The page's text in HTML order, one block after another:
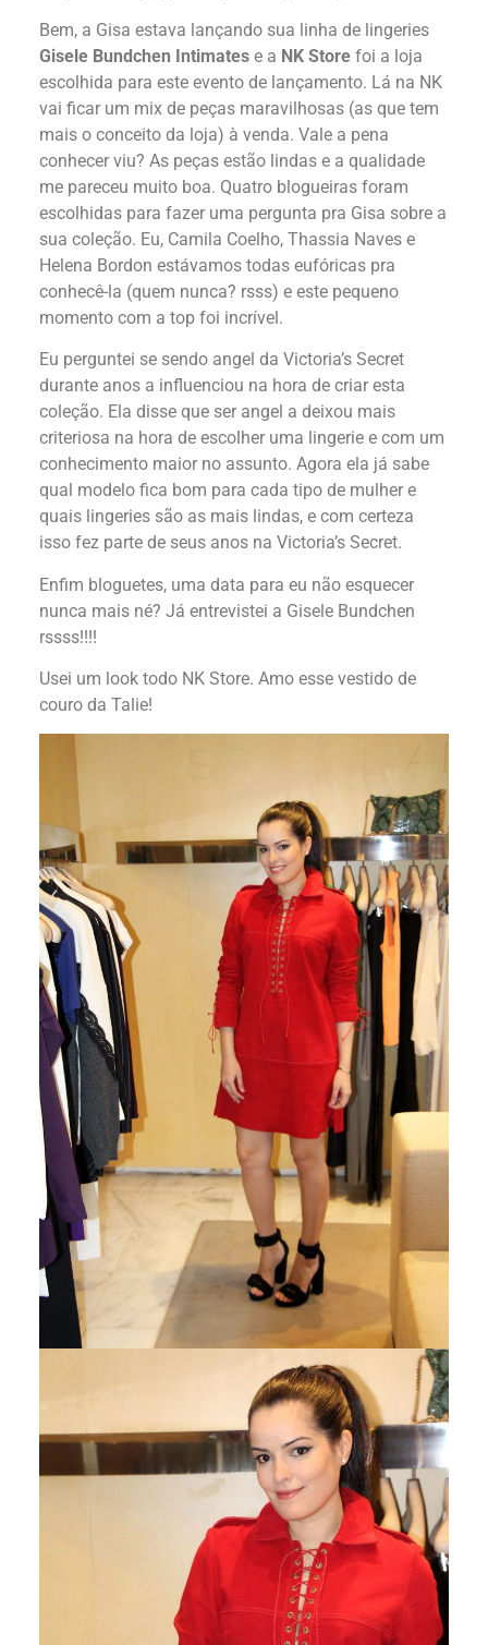
Bem, a Gisa estava lançando sua linha de lingeries
Gisele Bundchen Intimates e a NK Store foi a loja
escolhida para este evento de lançamento. Lá na NK
vai ficar um mix de peças maravilhosas (as que tem
mais o conceito da loja) à venda. Vale a pena
conhecer viu? As peças estão lindas e a qualidade
me pareceu muito boa. Quatro blogueiras foram
escolhidas para fazer uma pergunta pra Gisa sobre a
sua coleção. Eu, Camila Coelho, Thassia Naves e
Helena Bordon estávamos todas eufóricas pra
conhecê-la (quem nunca? rsss) e este pequeno
momento com a top foi incrível.
Eu perguntei se sendo angel da Victoria’s Secret
durante anos a influenciou na hora de criar esta
coleção. Ela disse que ser angel a deixou mais
criteriosa na hora de escolher uma lingerie e com um
conhecimento maior no assunto. Agora ela já sabe
qual modelo fica bom para cada tipo de mulher e
quais lingeries são as mais lindas, e com certeza
isso fez parte de seus anos na Victoria’s Secret.
Enfim bloguetes, uma data para eu não esquecer
nunca mais né? Já entrevistei a Gisele Bundchen
rssss!!!!
Usei um look todo NK Store. Amo esse vestido de
couro da Talie!